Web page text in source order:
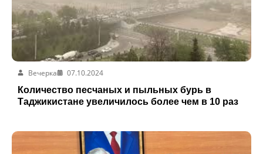
Вечерка
07.10.2024
Количество песчаных и пыльных бурь в
Таджикистане увеличилось более чем в 10 раз